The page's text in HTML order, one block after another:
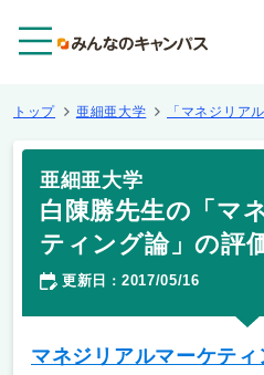
トップ 亜細亜大学 「マネジリア
亜細亜大学
白陳勝先生の「マ
ティング論」の評
更新日 ： 2017/05/16
マネジリアルマーケティ